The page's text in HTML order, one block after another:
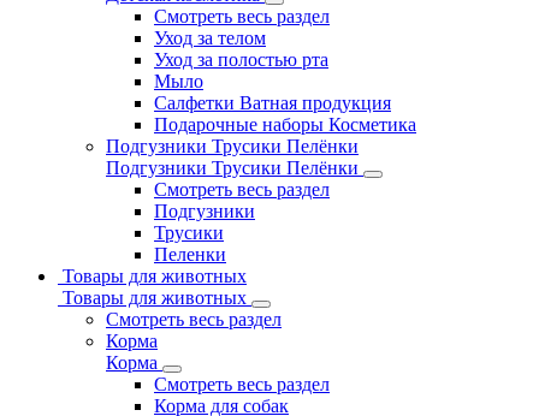
Смотреть весь раздел
Уход за телом
Уход за полостью рта
Мыло
Салфетки Ватная продукция
Подарочные наборы Косметика
Подгузники Трусики Пелёнки
Подгузники Трусики Пелёнки
Смотреть весь раздел
Подгузники
Трусики
Пеленки
Товары для животных
Товары для животных
Смотреть весь раздел
Корма
Корма
Смотреть весь раздел
Корма для собак